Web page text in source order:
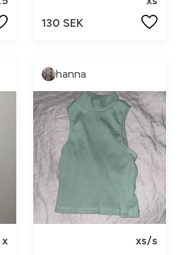
130 SEK
x
hanna
xs/s